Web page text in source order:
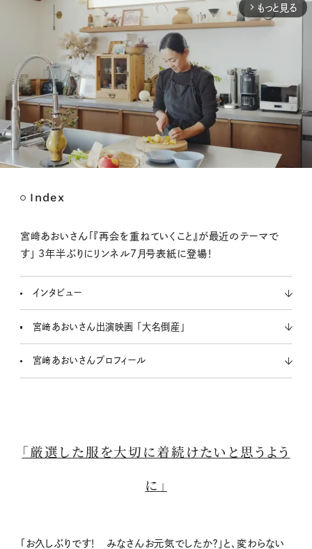
arrow_forward_ios もっと見る
t
Index
宮﨑あおいさん「『再会を重ねていくこと』が最近のテーマで
す」 3年半ぶりにリンネル7月号表紙に登場！
インタビュー
宮﨑あおいさん出演映画 「大名倒産」
宮﨑あおいさんプロフィール
「厳選した服を大切に着続けたいと思うよう
に」
「お久しぶりです！ みなさんお元気でしたか？」と、変わらない